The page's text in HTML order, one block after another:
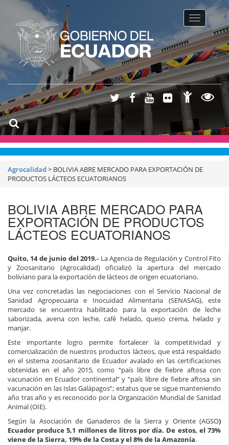
Toggle
Agrocalidad > BOLIVIA ABRE MERCADO PARA EXPORTACIÓN DE
PRODUCTOS LÁCTEOS ECUATORIANOS
BOLIVIA ABRE MERCADO PARA
EXPORTACIÓN DE PRODUCTOS
LÁCTEOS ECUATORIANOS
Quito, 14 de junio del 2019.- La Agencia de Regulación y Control Fito
y Zoosanitario (Agrocalidad) oficializó la apertura del mercado
boliviano para la exportación de lácteos de origen ecuatoriano.
Una vez concretadas las negociaciones con el Servicio Nacional de
Sanidad Agropecuaria e Inocuidad Alimentaria (SENASAG), este
mercado se encuentra habilitado para la exportación de leche
saborizada, avena con leche, café helado, queso crema, helado y
manjar.
Este importante logro permite fortalecer la competitividad y
comercialización de nuestros productos lácteos, que está respaldado
en el sistema zoosanitario de Ecuador avalado en las certificaciones
obtenidas en el año 2015, como “país libre de fiebre aftosa con
vacunación en Ecuador continental” y “país libre de fiebre aftosa sin
vacunación en las Islas Galápagos”; estatus que se sigue manteniendo
año tras año y es reconocido por la Organización Mundial de Sanidad
Animal (OIE).
Según la Asociación de Ganaderos de la Sierra y Oriente (AGSO)
Ecuador produce 5,1 millones de litros por día. De estos, el 73%
viene de la Sierra, 19% de la Costa y el 8% de la Amazonía.